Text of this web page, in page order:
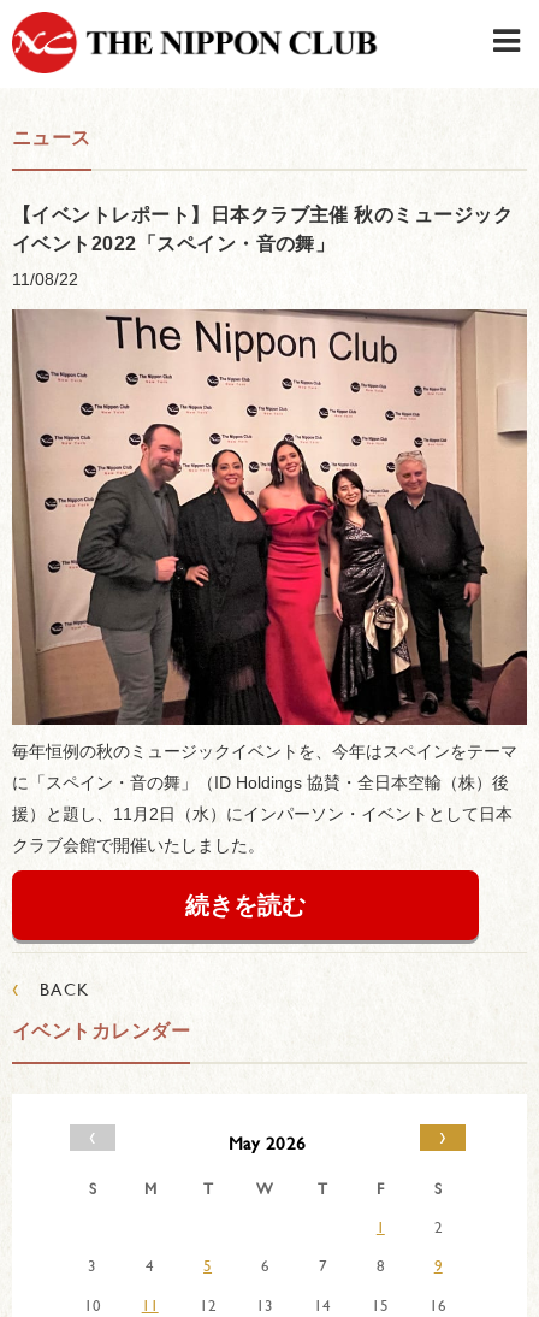
ニュース
【イベントレポート】日本クラブ主催 秋のミュージック
イベント2022「スペイン・音の舞」
11/08/22
毎年恒例の秋のミュージックイベントを、今年はスペインをテーマ
に「スペイン・音の舞」（ID Holdings 協賛・全日本空輸（株）後
援）と題し、11月2日（水）にインパーソン・イベントとして日本
クラブ会館で開催いたしました。
続きを読む
‹ BACK
イベントカレンダー
‹ May 2026 ›
S M T W T F
S
1
2
3
4 5 6 7 8
9
10
11 12 13 14 15
16
日本クラブメンバーログイン
連絡先・駐車場
はじめてご利用の方はこちら
›